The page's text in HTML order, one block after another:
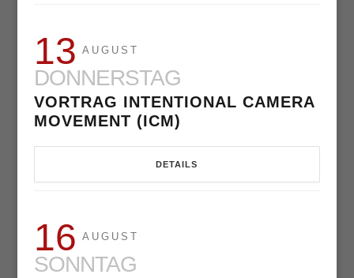
13 AUGUST
DONNERSTAG
VORTRAG INTENTIONAL CAMERA
MOVEMENT (ICM)
DETAILS
16 AUGUST
SONNTAG